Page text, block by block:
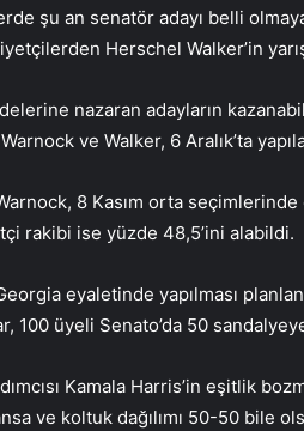
şu an senatör adayı belli
Herschel Walker’in
nazaran adayların
Warnock ve Walker, 6 Aralık’ta
8 Kasım orta
rakibi ise yüzde 48,5’ini alabildi.
Georgia eyaletinde yapılması
100 üyeli Senato’da 50
Kamala Harris’in eşitlik
ve koltuk dağılımı 50-50 bile